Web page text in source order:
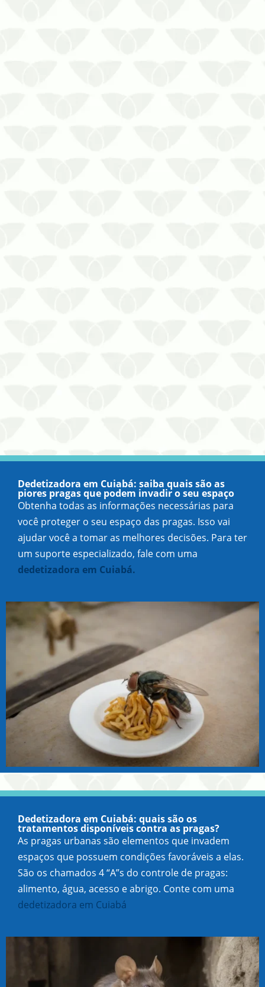
Dedetizadora em Cuiabá: saiba quais são as
piores pragas que podem invadir o seu espaço
Obtenha todas as informações necessárias para
você proteger o seu espaço das pragas. Isso vai
ajudar você a tomar as melhores decisões. Para ter
um suporte especializado, fale com uma
dedetizadora em Cuiabá.
Dedetizadora em Cuiabá: quais são os
tratamentos disponíveis contra as pragas?
As pragas urbanas são elementos que invadem
espaços que possuem condições favoráveis a elas.
São os chamados 4 “A”s do controle de pragas:
alimento, água, acesso e abrigo. Conte com uma
dedetizadora em Cuiabá